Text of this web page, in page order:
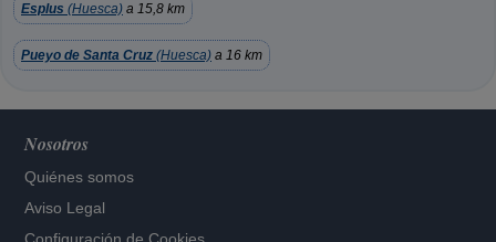
Esplus (Huesca) a 15,8 km
Pueyo de Santa Cruz (Huesca) a 16 km
Nosotros
Quiénes somos
Aviso Legal